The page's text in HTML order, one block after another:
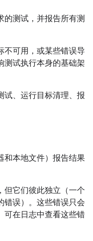
的测试，并报告所有测
不可用，或某些错误导
测试执行本身的基础架
试、运行目标清理、报
和本地文件）报告结果
但它们彼此独立（一个
错误）。这些错误只会
可在日志中查看这些错